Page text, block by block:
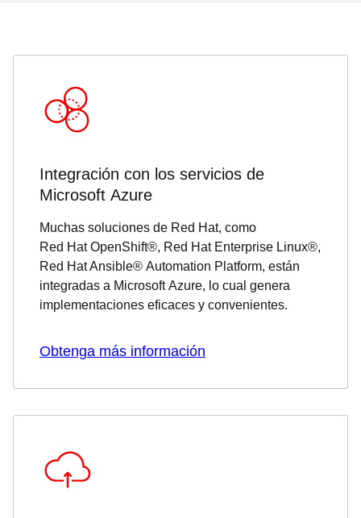
Integración con los servicios de
Microsoft Azure
Muchas soluciones de Red Hat, como
Red Hat OpenShift®, Red Hat Enterprise Linux®,
Red Hat Ansible® Automation Platform, están
integradas a Microsoft Azure, lo cual genera
implementaciones eficaces y convenientes.
Obtenga más información